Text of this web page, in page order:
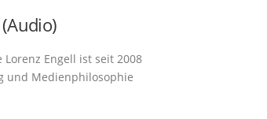
Lorenz Engell ist seit 2008
und Medienphilosophie